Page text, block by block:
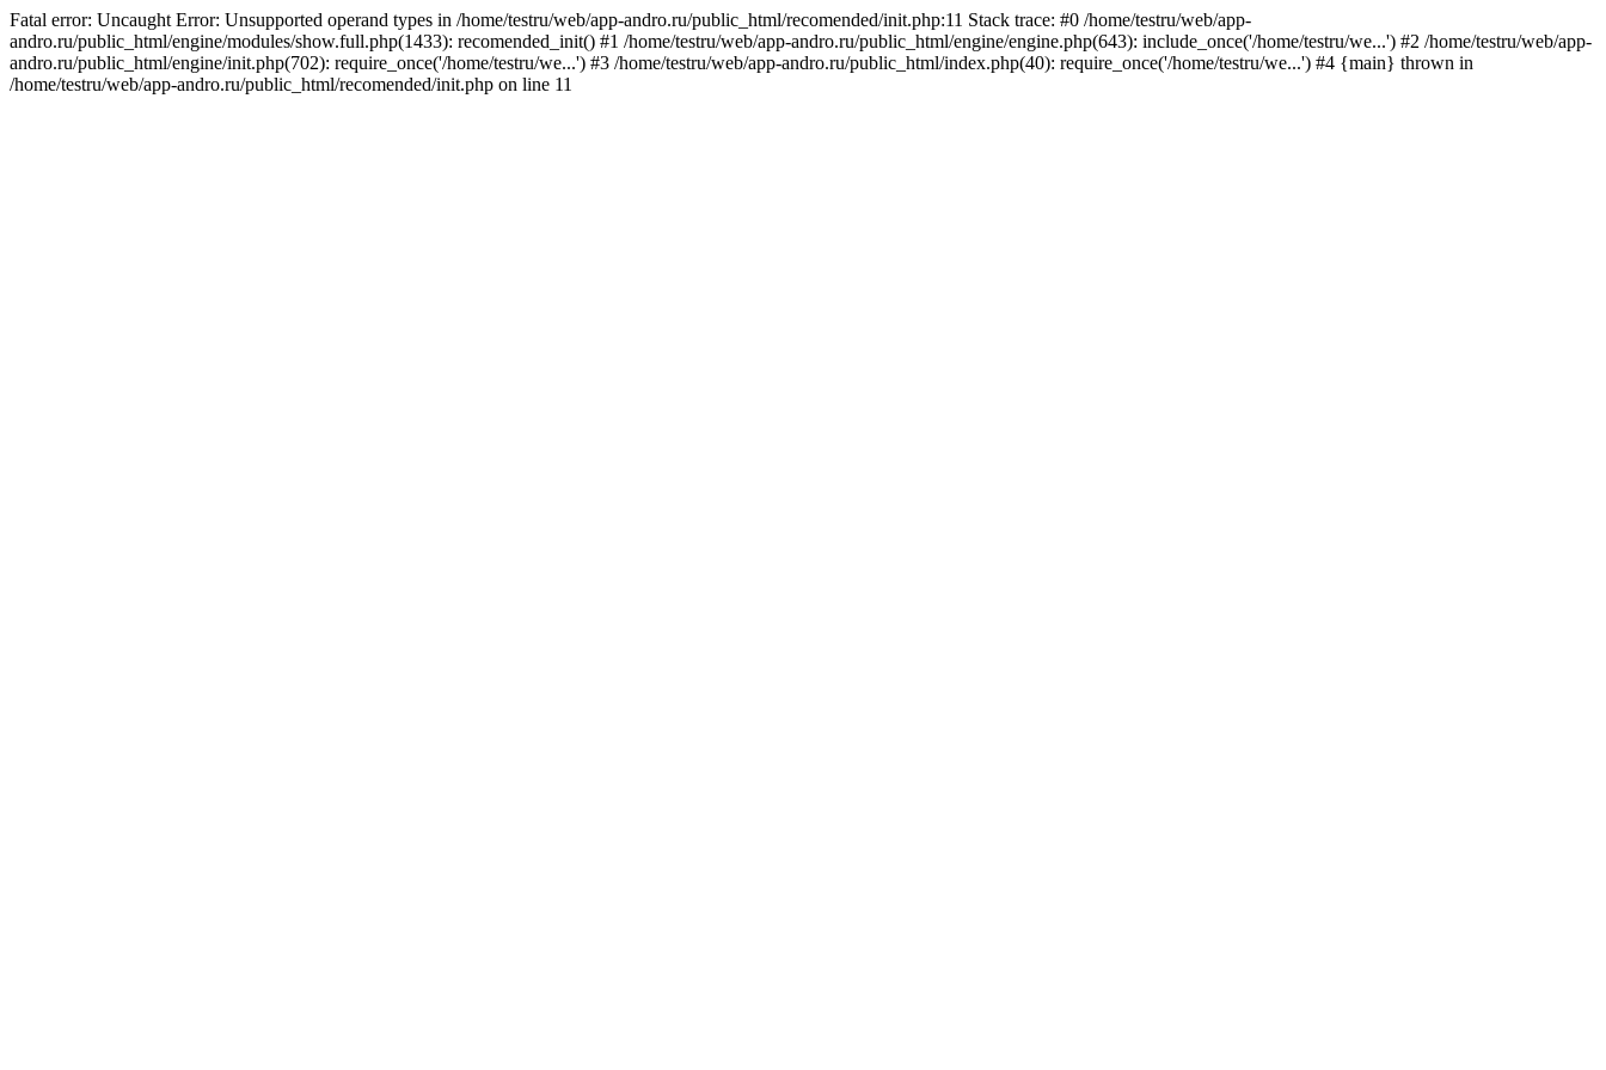
Fatal error: Uncaught Error: Unsupported operand types in /home/testru/web/app-andro.ru/public_html/recomended/init.php:11 Stack trace: #0 /home/testru/web/app-
andro.ru/public_html/engine/modules/show.full.php(1433): recomended_init() #1 /home/testru/web/app-andro.ru/public_html/engine/engine.php(643): include_once('/home/testru/we...') #2 /home/testru/web/app-
andro.ru/public_html/engine/init.php(702): require_once('/home/testru/we...') #3 /home/testru/web/app-andro.ru/public_html/index.php(40): require_once('/home/testru/we...') #4 {main} thrown in
/home/testru/web/app-andro.ru/public_html/recomended/init.php on line 11